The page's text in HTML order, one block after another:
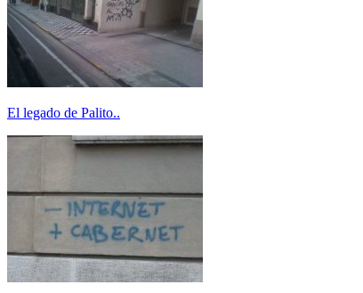
El legado de Palito..